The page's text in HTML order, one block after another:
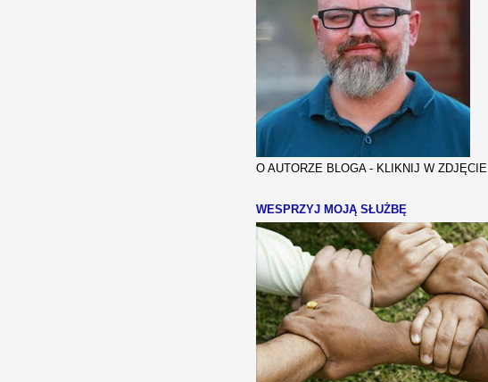
O AUTORZE BLOGA - KLIKNIJ W ZDJĘCIE
WESPRZYJ MOJĄ SŁUŻBĘ